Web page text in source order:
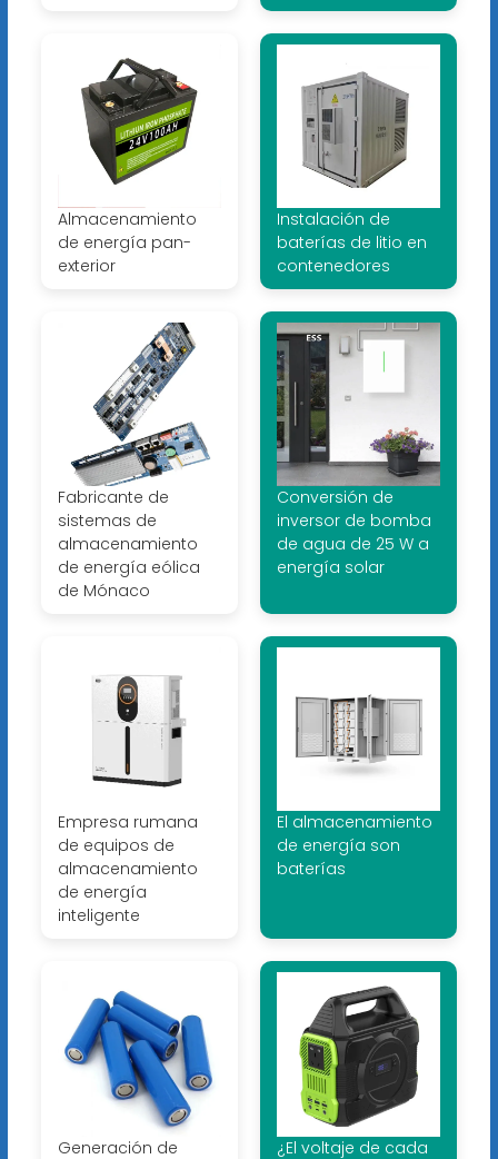
Almacenamiento
de energía pan-
exterior
Instalación de
baterías de litio en
contenedores
Fabricante de
sistemas de
almacenamiento
de energía eólica
de Mónaco
Conversión de
inversor de bomba
de agua de 25 W a
energía solar
Empresa rumana
de equipos de
almacenamiento
de energía
inteligente
El almacenamiento
de energía son
baterías
Generación de
¿El voltaje de cada